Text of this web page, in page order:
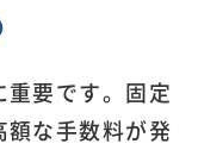
要です。固定
な手数料が発